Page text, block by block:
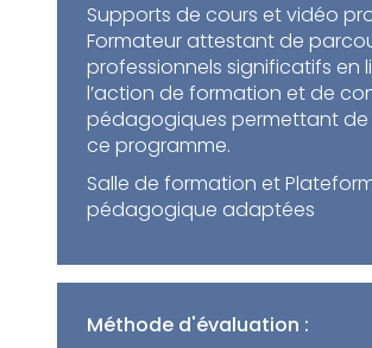
Supports de cours et vidéo
Formateur attestant de
professionnels significatifs en
l’action de formation et de
pédagogiques permettant de
ce programme.
Salle de formation et
pédagogique adaptées
Méthode d'évaluation :